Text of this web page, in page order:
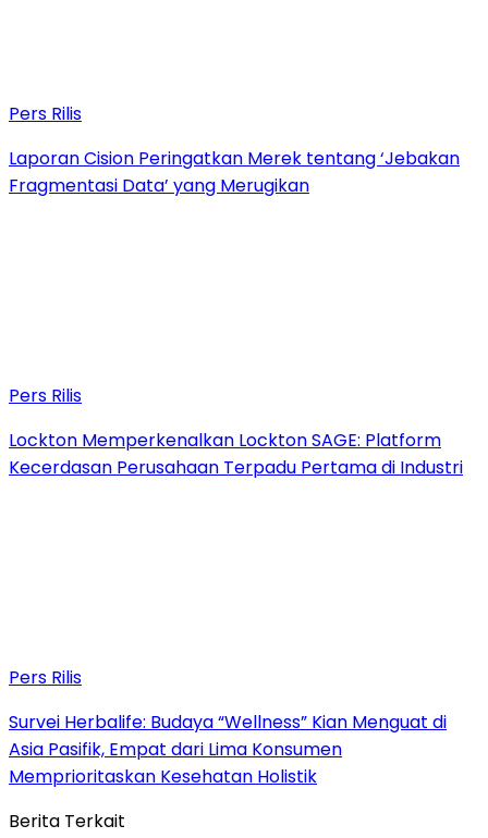
Pers Rilis
Laporan Cision Peringatkan Merek tentang ‘Jebakan
Fragmentasi Data’ yang Merugikan
Pers Rilis
Lockton Memperkenalkan Lockton SAGE: Platform
Kecerdasan Perusahaan Terpadu Pertama di Industri
Pers Rilis
Survei Herbalife: Budaya “Wellness” Kian Menguat di
Asia Pasifik, Empat dari Lima Konsumen
Memprioritaskan Kesehatan Holistik
Berita Terkait